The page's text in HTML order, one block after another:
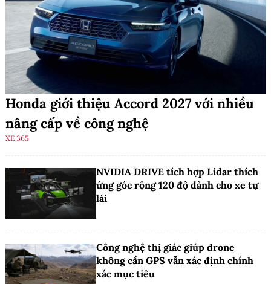
Honda giới thiệu Accord 2027 với nhiều
nâng cấp về công nghệ
XE 365
NVIDIA DRIVE tích hợp Lidar thích
ứng góc rộng 120 độ dành cho xe tự
lái
Công nghệ thị giác giúp drone
không cần GPS vẫn xác định chính
xác mục tiêu